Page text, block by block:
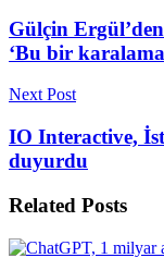
Gülçin
‘Bu bir
Next Post
IO Interactive,
duyurdu
Related Posts